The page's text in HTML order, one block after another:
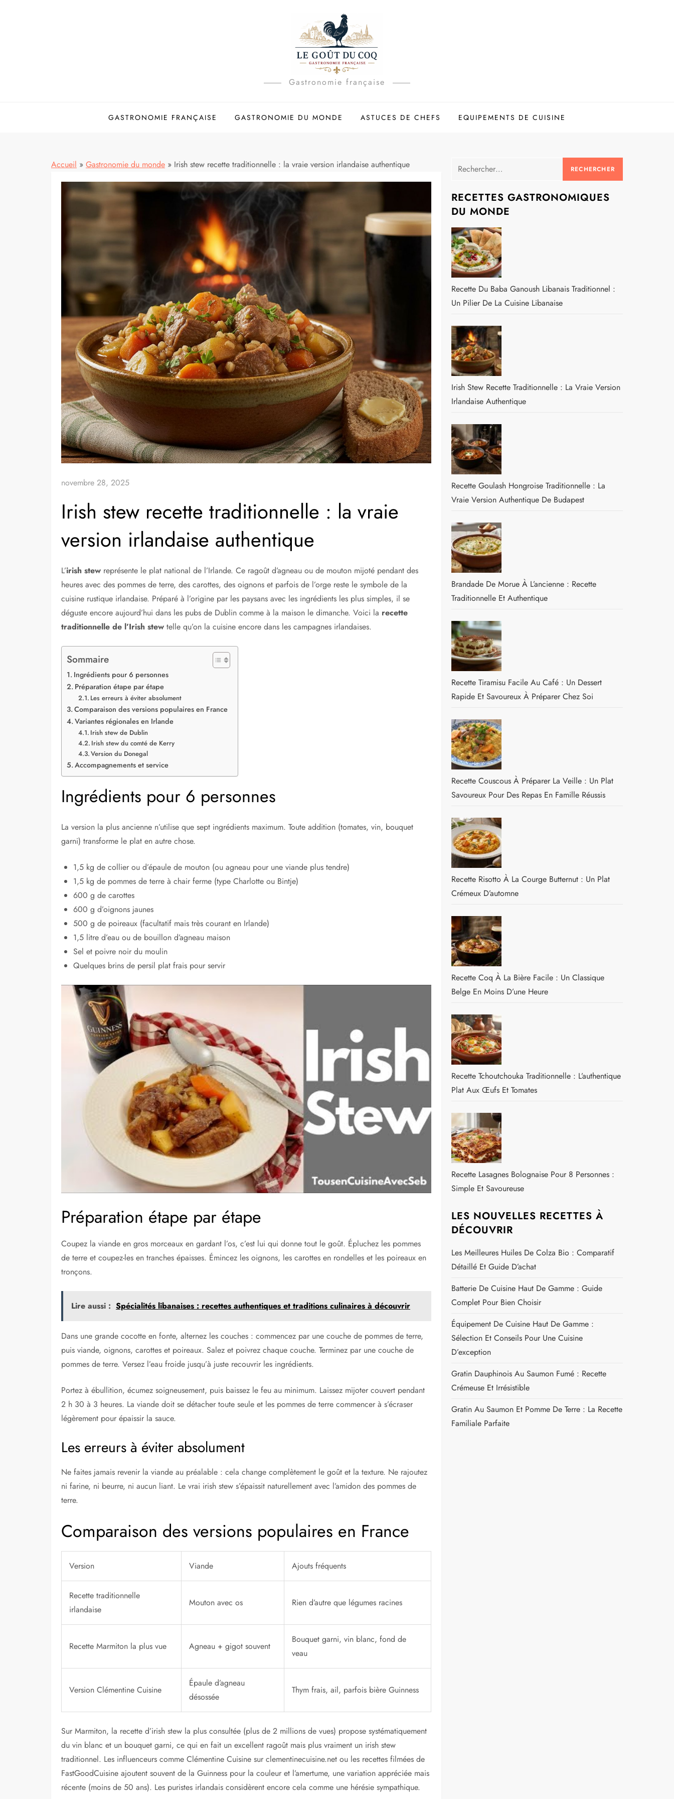
Gastronomie française
GASTRONOMIE FRANÇAISE GASTRONOMIE DU MONDE ASTUCES DE CHEFS EQUIPEMENTS DE CUISINE
Accueil » Gastronomie du monde » Irish stew recette traditionnelle : la vraie version irlandaise authentique
novembre 28, 2025
Irish stew recette traditionnelle : la vraie
version irlandaise authentique
L’irish stew représente le plat national de l’Irlande. Ce ragoût d’agneau ou de mouton mijoté pendant des
heures avec des pommes de terre, des carottes, des oignons et parfois de l’orge reste le symbole de la
cuisine rustique irlandaise. Préparé à l’origine par les paysans avec les ingrédients les plus simples, il se
déguste encore aujourd’hui dans les pubs de Dublin comme à la maison le dimanche. Voici la recette
traditionnelle de l’Irish stew telle qu’on la cuisine encore dans les campagnes irlandaises.
Sommaire
Ingrédients pour 6 personnes
Préparation étape par étape
Les erreurs à éviter absolument
Comparaison des versions populaires en France
Variantes régionales en Irlande
Irish stew de Dublin
Irish stew du comté de Kerry
Version du Donegal
Accompagnements et service
Ingrédients pour 6 personnes
La version la plus ancienne n’utilise que sept ingrédients maximum. Toute addition (tomates, vin, bouquet
garni) transforme le plat en autre chose.
1,5 kg de collier ou d’épaule de mouton (ou agneau pour une viande plus tendre)
1,5 kg de pommes de terre à chair ferme (type Charlotte ou Bintje)
600 g de carottes
600 g d’oignons jaunes
500 g de poireaux (facultatif mais très courant en Irlande)
1,5 litre d’eau ou de bouillon d’agneau maison
Sel et poivre noir du moulin
Quelques brins de persil plat frais pour servir
Préparation étape par étape
Coupez la viande en gros morceaux en gardant l’os, c’est lui qui donne tout le goût. Épluchez les pommes
de terre et coupez-les en tranches épaisses. Émincez les oignons, les carottes en rondelles et les poireaux en
tronçons.
Lire aussi : Spécialités libanaises : recettes authentiques et traditions culinaires à découvrir
Dans une grande cocotte en fonte, alternez les couches : commencez par une couche de pommes de terre,
puis viande, oignons, carottes et poireaux. Salez et poivrez chaque couche. Terminez par une couche de
pommes de terre. Versez l’eau froide jusqu’à juste recouvrir les ingrédients.
Portez à ébullition, écumez soigneusement, puis baissez le feu au minimum. Laissez mijoter couvert pendant
2 h 30 à 3 heures. La viande doit se détacher toute seule et les pommes de terre commencer à s’écraser
légèrement pour épaissir la sauce.
Les erreurs à éviter absolument
Ne faites jamais revenir la viande au préalable : cela change complètement le goût et la texture. Ne rajoutez
ni farine, ni beurre, ni aucun liant. Le vrai irish stew s’épaissit naturellement avec l’amidon des pommes de
terre.
Comparaison des versions populaires en France
Version Viande Ajouts fréquents
Recette traditionnelle
irlandaise
Mouton avec os Rien d’autre que légumes racines
Recette Marmiton la plus vue Agneau + gigot souvent
Bouquet garni, vin blanc, fond de
veau
Version Clémentine Cuisine
Épaule d’agneau
désossée
Thym frais, ail, parfois bière Guinness
Sur Marmiton, la recette d’irish stew la plus consultée (plus de 2 millions de vues) propose systématiquement
du vin blanc et un bouquet garni, ce qui en fait un excellent ragoût mais plus vraiment un irish stew
traditionnel. Les influenceurs comme Clémentine Cuisine sur clementinecuisine.net ou les recettes filmées de
FastGoodCuisine ajoutent souvent de la Guinness pour la couleur et l’amertume, une variation appréciée mais
récente (moins de 50 ans). Les puristes irlandais considèrent encore cela comme une hérésie sympathique.
Rechercher :
RECETTES GASTRONOMIQUES
DU MONDE
Recette Du Baba Ganoush Libanais Traditionnel :
Un Pilier De La Cuisine Libanaise
Irish Stew Recette Traditionnelle : La Vraie Version
Irlandaise Authentique
Recette Goulash Hongroise Traditionnelle : La
Vraie Version Authentique De Budapest
Brandade De Morue À L’ancienne : Recette
Traditionnelle Et Authentique
Recette Tiramisu Facile Au Café : Un Dessert
Rapide Et Savoureux À Préparer Chez Soi
Recette Couscous À Préparer La Veille : Un Plat
Savoureux Pour Des Repas En Famille Réussis
Recette Risotto À La Courge Butternut : Un Plat
Crémeux D’automne
Recette Coq À La Bière Facile : Un Classique
Belge En Moins D’une Heure
Recette Tchoutchouka Traditionnelle : L’authentique
Plat Aux Œufs Et Tomates
Recette Lasagnes Bolognaise Pour 8 Personnes :
Simple Et Savoureuse
LES NOUVELLES RECETTES À
DÉCOUVRIR
Les Meilleures Huiles De Colza Bio : Comparatif
Détaillé Et Guide D’achat
Batterie De Cuisine Haut De Gamme : Guide
Complet Pour Bien Choisir
Équipement De Cuisine Haut De Gamme :
Sélection Et Conseils Pour Une Cuisine
D’exception
Gratin Dauphinois Au Saumon Fumé : Recette
Crémeuse Et Irrésistible
Gratin Au Saumon Et Pomme De Terre : La Recette
Familiale Parfaite